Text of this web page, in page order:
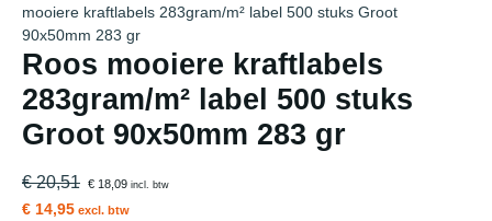
mooiere kraftlabels 283gram/m² label 500 stuks Groot
90x50mm 283 gr
Roos mooiere kraftlabels
283gram/m² label 500 stuks
Groot 90x50mm 283 gr
€ 20,51 € 18,09incl. btw
€ 14,95 excl. btw